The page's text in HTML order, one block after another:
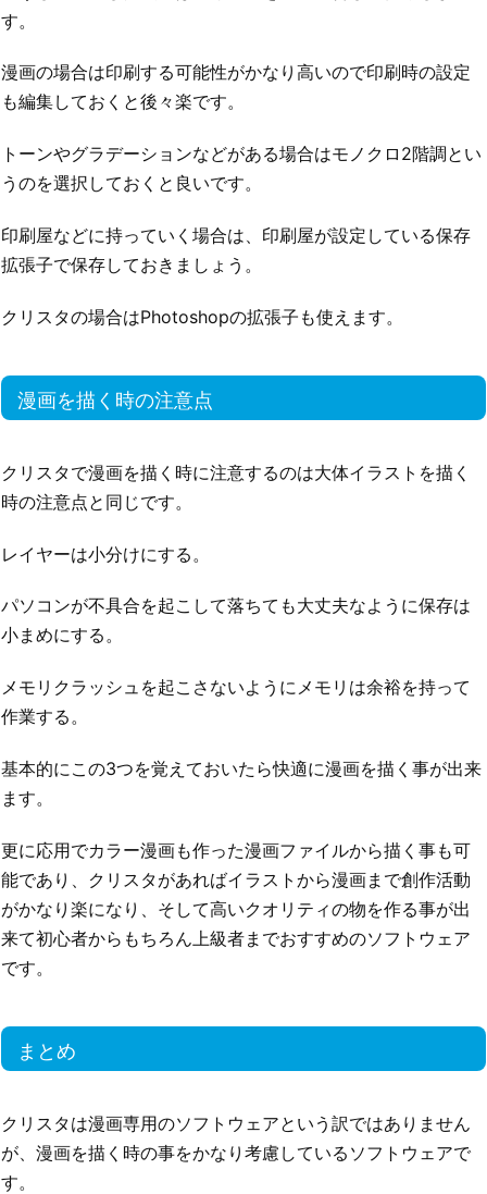
す。
漫画の場合は印刷する可能性がかなり高いので印刷時の設定
も編集しておくと後々楽です。
トーンやグラデーションなどがある場合はモノクロ2階調とい
うのを選択しておくと良いです。
印刷屋などに持っていく場合は、印刷屋が設定している保存
拡張子で保存しておきましょう。
クリスタの場合はPhotoshopの拡張子も使えます。
漫画を描く時の注意点
クリスタで漫画を描く時に注意するのは大体イラストを描く
時の注意点と同じです。
レイヤーは小分けにする。
パソコンが不具合を起こして落ちても大丈夫なように保存は
小まめにする。
メモリクラッシュを起こさないようにメモリは余裕を持って
作業する。
基本的にこの3つを覚えておいたら快適に漫画を描く事が出来
ます。
更に応用でカラー漫画も作った漫画ファイルから描く事も可
能であり、クリスタがあればイラストから漫画まで創作活動
がかなり楽になり、そして高いクオリティの物を作る事が出
来て初心者からもちろん上級者までおすすめのソフトウェア
です。
まとめ
クリスタは漫画専用のソフトウェアという訳ではありません
が、漫画を描く時の事をかなり考慮しているソフトウェアで
す。